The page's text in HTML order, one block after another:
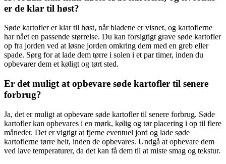
er de klar til høst?
Søde kartofler er klar til høst, når bladene er visnet, og kartoflerne
har nået en passende størrelse. Du kan forsigtigt grave søde kartofler
op fra jorden ved at løsne jorden omkring dem med en greb eller
spade. Sørg for at lade dem tørre i solen i et par timer, inden du
opbevarer dem et køligt og tørt sted.
Er det muligt at opbevare søde kartofler til senere
forbrug?
Ja, det er muligt at opbevare søde kartofler til senere forbrug. Søde
kartofler kan opbevares i en mørk, kølig og tør placering i op til flere
måneder. Det er vigtigt at fjerne eventuel jord og lade søde
kartoflerne tørre helt, inden de opbevares. Undgå at opbevare dem
ved lave temperaturer, da det kan få dem til at miste smag og tekstur.